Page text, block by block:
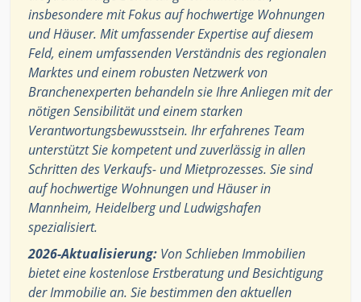
insbesondere mit Fokus auf hochwertige Wohnungen
und Häuser. Mit umfassender Expertise auf diesem
Feld, einem umfassenden Verständnis des regionalen
Marktes und einem robusten Netzwerk von
Branchenexperten behandeln sie Ihre Anliegen mit der
nötigen Sensibilität und einem starken
Verantwortungsbewusstsein. Ihr erfahrenes Team
unterstützt Sie kompetent und zuverlässig in allen
Schritten des Verkaufs- und Mietprozesses. Sie sind
auf hochwertige Wohnungen und Häuser in
Mannheim, Heidelberg und Ludwigshafen
spezialisiert.
2026-Aktualisierung: Von Schlieben Immobilien
bietet eine kostenlose Erstberatung und Besichtigung
der Immobilie an. Sie bestimmen den aktuellen